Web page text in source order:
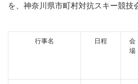
を、神奈川県市町村対抗スキー競技
行事名 日程
会
場